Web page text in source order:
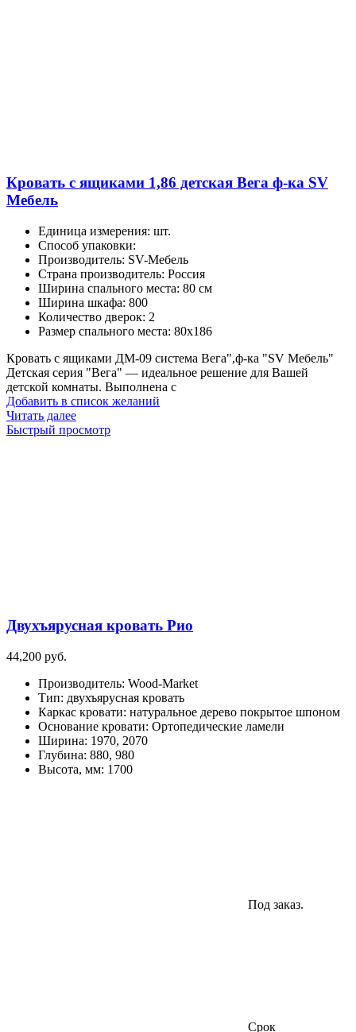
Кровать с ящиками 1,86 детская Вега ф-ка SV
Мебель
Единица измерения: шт.
Способ упаковки:
Производитель: SV-Мебель
Страна производитель: Россия
Ширина спального места: 80 см
Ширина шкафа: 800
Количество дверок: 2
Размер спального места: 80х186
Кровать с ящиками ДМ-09 система Вега",ф-ка "SV Мебель"
Детская серия "Вега" — идеальное решение для Вашей
детской комнаты. Выполнена с
Добавить в список желаний
Читать далее
Быстрый просмотр
Двухъярусная кровать Рио
44,200 руб.
Производитель: Wood-Market
Тип: двухъярусная кровать
Каркас кровати: натуральное дерево покрытое шпоном
Основание кровати: Ортопедические ламели
Ширина: 1970, 2070
Глубина: 880, 980
Высота, мм: 1700
Под заказ.
Cрок